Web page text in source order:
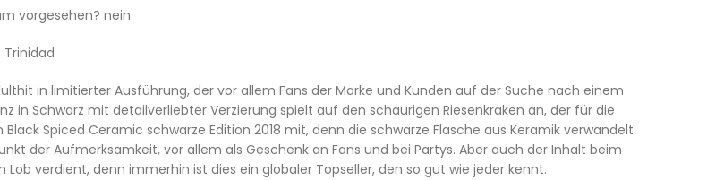
vorgesehen? nein
Trinidad
in limitierter Ausführung, der vor allem Fans der Marke und Kunden auf der Suche nach einem
in Schwarz mit detailverliebter Verzierung spielt auf den schaurigen Riesenkraken an, der für die
Spiced Ceramic schwarze Edition 2018 mit, denn die schwarze Flasche aus Keramik verwandelt
der Aufmerksamkeit, vor allem als Geschenk an Fans und bei Partys. Aber auch der Inhalt beim
Lob verdient, denn immerhin ist dies ein globaler Topseller, den so gut wie jeder kennt.